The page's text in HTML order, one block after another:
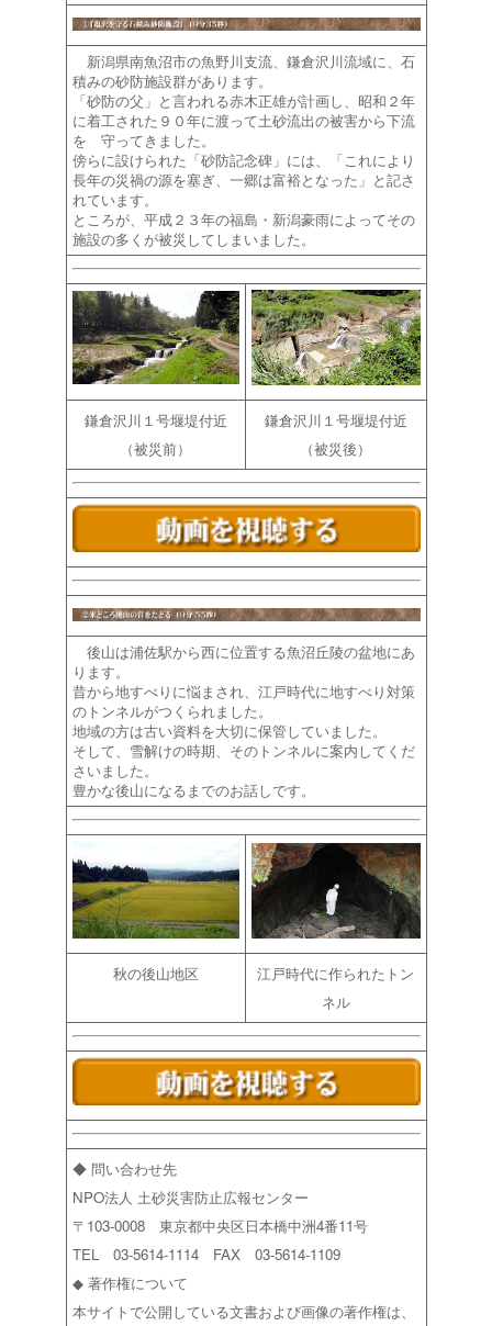
新潟県南魚沼市の魚野川支流、鎌倉沢川流域に、石
積みの砂防施設群があります。
「砂防の父」と言われる赤木正雄が計画し、昭和２年
に着工された９０年に渡って土砂流出の被害から下流
を 守ってきました。
傍らに設けられた 「砂防記念碑」 には、「これにより
長年の災禍の源を塞ぎ、一郷は富裕となった」と記さ
れています。
ところが、平成２３年の福島・新潟豪雨によってその
施設の多くが被災してしまいました。
鎌倉沢川１号堰堤付近
（被災前）
鎌倉沢川１号堰堤付近
（被災後）
後山は浦佐駅から西に位置する魚沼丘陵の盆地にあ
ります。
昔から地すべりに悩まされ、江戸時代に地すべり対策
のトンネルがつくられました。
地域の方は古い資料を大切に保管していました。
そして、雪解けの時期、そのトンネルに案内してくだ
さいました。
豊かな後山になるまでのお話しです。
秋の後山地区
江戸時代に作られたトン
ネル
◆ 問い合わせ先
NPO法人 土砂災害防止広報センター
〒103-0008 東京都中央区日本橋中洲4番11号
TEL 03-5614-1114 FAX 03-5614-1109
◆ 著作権について
本サイトで公開している文書および画像の著作権は、